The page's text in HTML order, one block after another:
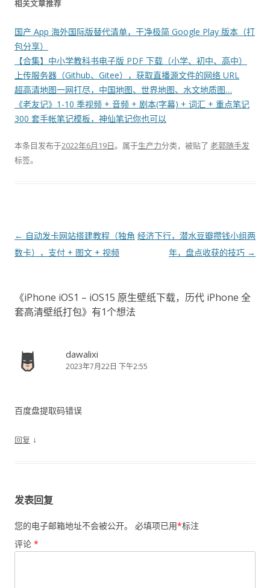
相关文章推荐
国产 App 海外国际版替代清单，干净极简 Google Play 版本（打
包分享）
【合集】中小学教科书电子版 PDF 下载（小学、初中、高中）
上传服务器（Github、Gitee），获取直播源文件的网络 URL
超高清地图一网打尽，中国地图、世界地图、水文地质图…
《老友记》1-10 季视频 + 音频 + 剧本(字幕) + 词汇 + 重点笔记
300 套手帐笔记模板，神仙笔记你也可以
本条目发布于2022年6月19日。属于生产力分类，被贴了 老郭随手发
标签。
文
章
← 自动发卡网站搭建教程（独角
数卡），支付 + 图文 + 视频
经济下行，潜水豆瓣攒钱小组两
年，盘点收获的技巧 →
《iPhone iOS1 – iOS15 原生壁纸下载，历代 iPhone 全
套高清壁纸打包》有1个想法
dawalixi
2023年7月22日 下午2:55
百度盘提取码错误
回复 ↓
发表回复
您的电子邮箱地址不会被公开。 必填项已用*标注
评论 *